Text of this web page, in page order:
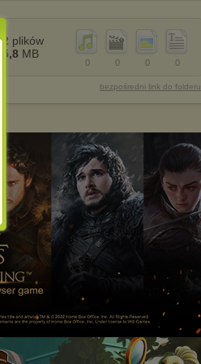
0
0
0
0
2 plików
5,8 MB
bezpośredni link do folderu